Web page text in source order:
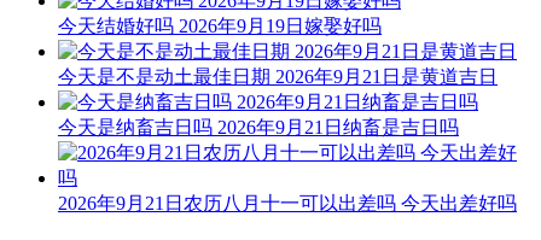
今天结婚好吗 2026年9月19日嫁娶好吗
今天是不是动土最佳日期 2026年9月21日是黄道吉日
今天是纳畜吉日吗 2026年9月21日纳畜是吉日吗
2026年9月21日农历八月十一可以出差吗 今天出差好吗